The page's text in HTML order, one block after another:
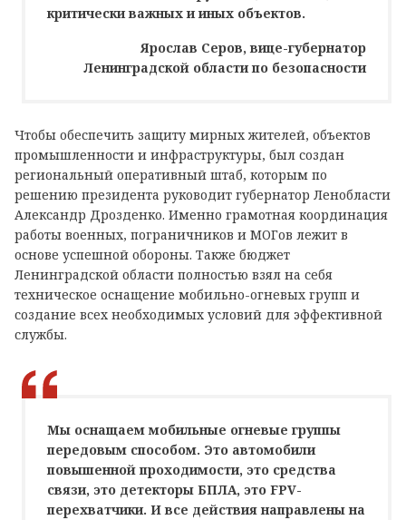
критически важных и иных объектов.
Ярослав Серов, вице-губернатор
Ленинградской области по безопасности
Чтобы обеспечить защиту мирных жителей, объектов
промышленности и инфраструктуры, был создан
региональный оперативный штаб, которым по
решению президента руководит губернатор Ленобласти
Александр Дрозденко. Именно грамотная координация
работы военных, пограничников и МОГов лежит в
основе успешной обороны. Также бюджет
Ленинградской области полностью взял на себя
техническое оснащение мобильно-огневых групп и
создание всех необходимых условий для эффективной
службы.
Мы оснащаем мобильные огневые группы
передовым способом. Это автомобили
повышенной проходимости, это средства
связи, это детекторы БПЛА, это FPV-
перехватчики. И все действия направлены на